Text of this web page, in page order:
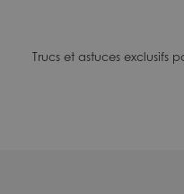
Trucs et astuces exclusifs